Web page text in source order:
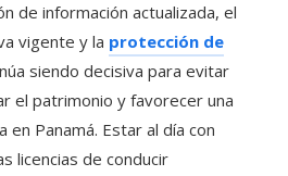
de información actualizada, el
vigente y la protección de
siendo decisiva para evitar
el patrimonio y favorecer una
en Panamá. Estar al día con
licencias de conducir